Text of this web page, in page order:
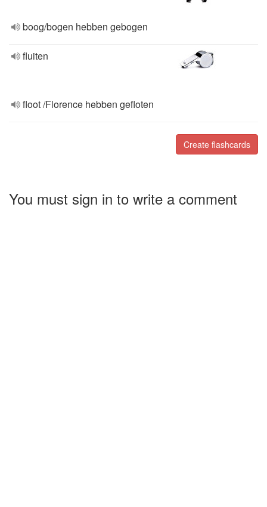
boog/bogen hebben gebogen
fluiten
floot /Florence hebben gefloten
Create flashcards
You must sign in to write a comment